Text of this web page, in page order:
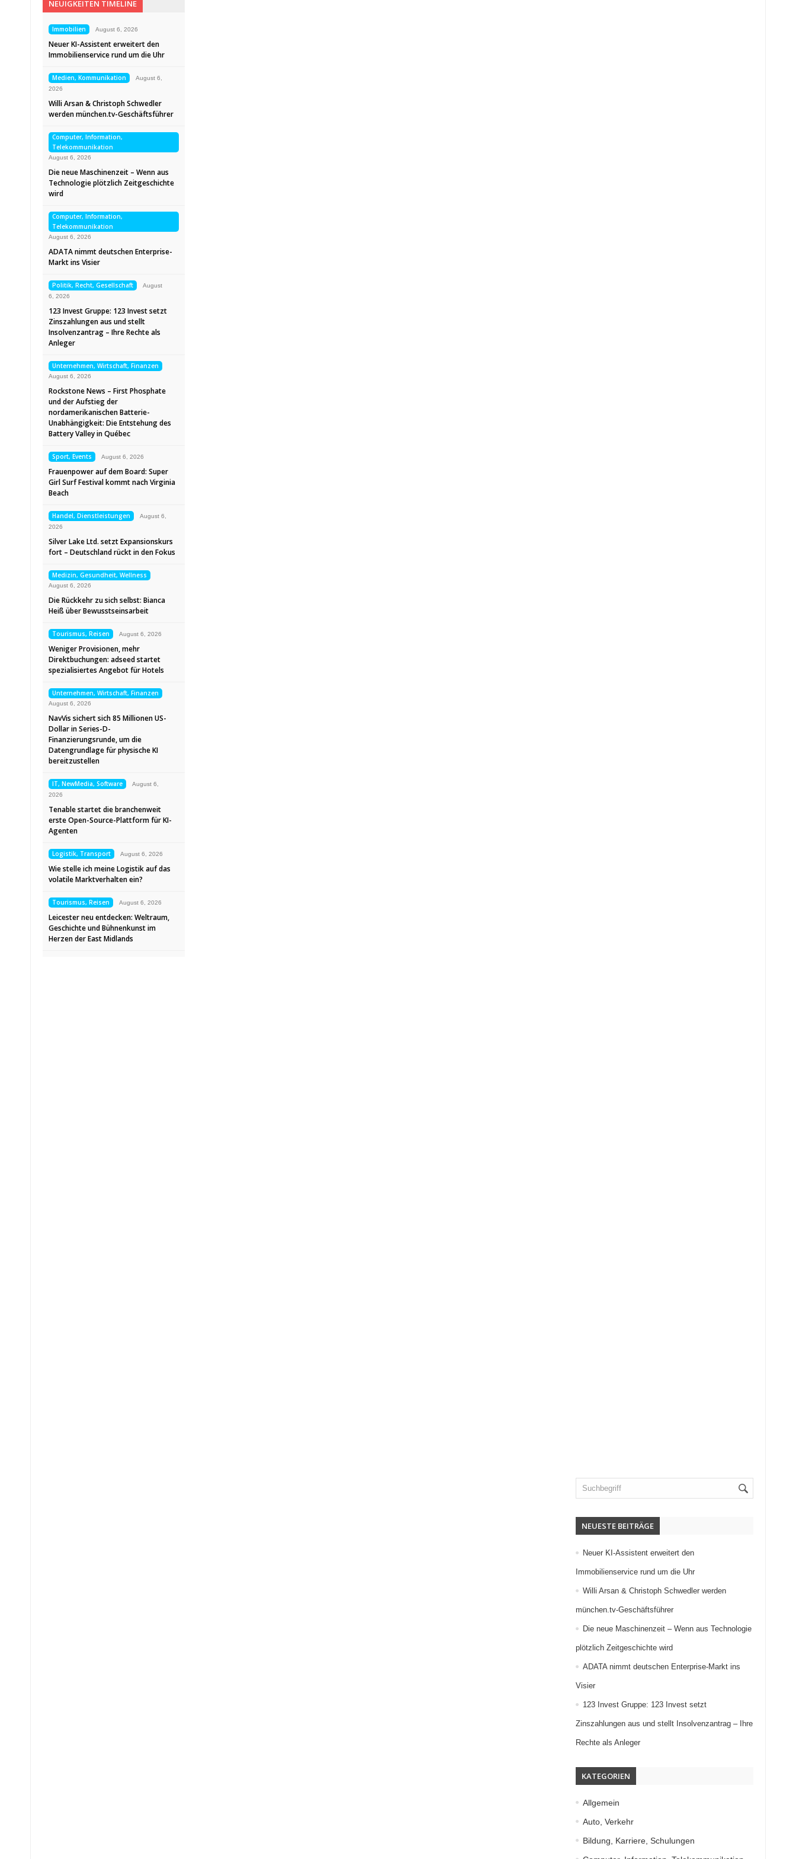
NEUIGKEITEN TIMELINE
Immobilien August 6, 2026
Neuer KI-Assistent erweitert den
Immobilienservice rund um die Uhr
Medien, Kommunikation
August 6,
2026
Willi Arsan & Christoph Schwedler
werden münchen.tv-Geschäftsführer
Computer, Information,
Telekommunikation
August 6, 2026
Die neue Maschinenzeit – Wenn aus
Technologie plötzlich Zeitgeschichte
wird
Computer, Information,
Telekommunikation
August 6, 2026
ADATA nimmt deutschen Enterprise-
Markt ins Visier
Politik, Recht, Gesellschaft
August
6, 2026
123 Invest Gruppe: 123 Invest setzt
Zinszahlungen aus und stellt
Insolvenzantrag – Ihre Rechte als
Anleger
Unternehmen, Wirtschaft, Finanzen
August 6, 2026
Rockstone News – First Phosphate
und der Aufstieg der
nordamerikanischen Batterie-
Unabhängigkeit: Die Entstehung des
Battery Valley in Québec
Sport, Events August 6, 2026
Frauenpower auf dem Board: Super
Girl Surf Festival kommt nach Virginia
Beach
Handel, Dienstleistungen
August 6,
2026
Silver Lake Ltd. setzt Expansionskurs
fort – Deutschland rückt in den Fokus
Medizin, Gesundheit, Wellness
August 6, 2026
Die Rückkehr zu sich selbst: Bianca
Heiß über Bewusstseinsarbeit
Tourismus, Reisen August 6, 2026
Weniger Provisionen, mehr
Direktbuchungen: adseed startet
spezialisiertes Angebot für Hotels
Unternehmen, Wirtschaft, Finanzen
August 6, 2026
NavVis sichert sich 85 Millionen US-
Dollar in Series-D-
Finanzierungsrunde, um die
Datengrundlage für physische KI
bereitzustellen
IT, NewMedia, Software
August 6,
2026
Tenable startet die branchenweit
erste Open-Source-Plattform für KI-
Agenten
Logistik, Transport August 6, 2026
Wie stelle ich meine Logistik auf das
volatile Marktverhalten ein?
Tourismus, Reisen August 6, 2026
Leicester neu entdecken: Weltraum,
Geschichte und Bühnenkunst im
Herzen der East Midlands
NEUESTE BEITRÄGE
Neuer KI-Assistent erweitert den
Immobilienservice rund um die Uhr
Willi Arsan & Christoph Schwedler werden
münchen.tv-Geschäftsführer
Die neue Maschinenzeit – Wenn aus Technologie
plötzlich Zeitgeschichte wird
ADATA nimmt deutschen Enterprise-Markt ins
Visier
123 Invest Gruppe: 123 Invest setzt
Zinszahlungen aus und stellt Insolvenzantrag – Ihre
Rechte als Anleger
KATEGORIEN
Allgemein
Auto, Verkehr
Bildung, Karriere, Schulungen